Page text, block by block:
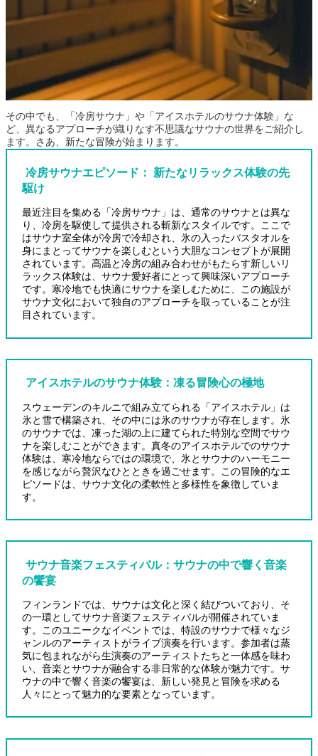
その中でも、「冷房サウナ」や「アイスホテルのサウナ体験」な
ど、異なるアプローチが織りなす不思議なサウナの世界をご紹介し
ます。さあ、新たな冒険が始まります。
冷房サウナエピソード ：
新たなリラックス体験の先
駆け
最近注目を集める「冷房サウナ」は、通常のサウナとは異な
り、冷房を駆使して提供される斬新なスタイルです。ここで
はサウナ室全体が冷房で冷却され、氷の入ったバスタオルを
身にまとってサウナを楽しむという大胆なコンセプトが展開
されています。高温と冷房の組み合わせがもたらす新しいリ
ラックス体験は、サウナ愛好者にとって興味深いアプローチ
です。寒冷地でも快適にサウナを楽しむために、この施設が
サウナ文化において独自のアプローチを取っていることが注
目されています。
アイスホテルのサウナ体験：凍る冒険心の極地
スウェーデンのキルニで組み立てられる「アイスホテル」は
氷と雪で構築され、その中には氷のサウナが存在します。氷
のサウナでは、凍った湖の上に建てられた特別な空間でサウ
ナを楽しむことができます。真冬のアイスホテルでのサウナ
体験は、寒冷地ならではの環境で、氷とサウナのハーモニー
を感じながら贅沢なひとときを過ごせます。この冒険的なエ
ピソードは、サウナ文化の柔軟性と多様性を象徴していま
す。
サウナ音楽フェスティバル：サウナの中で響く音楽
の饗宴
フィンランドでは、サウナは文化と深く結びついており、そ
の一環としてサウナ音楽フェスティバルが開催されていま
す。このユニークなイベントでは、特設のサウナで様々なジ
ャンルのアーティストがライブ演奏を行います。参加者は蒸
気に包まれながら生演奏のアーティストたちと一体感を味わ
い、音楽とサウナが融合する非日常的な体験が魅力です。サ
ウナの中で響く音楽の饗宴は、新しい発見と冒険を求める
人々にとって魅力的な要素となっています。